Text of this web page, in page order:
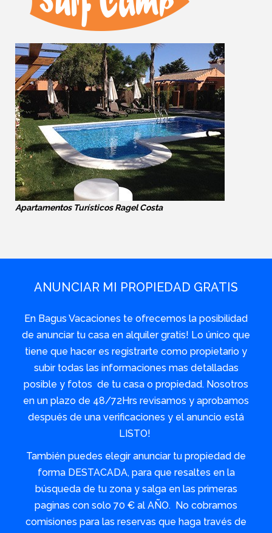
Apartamentos Turísticos Ragel Costa
ANUNCIAR MI PROPIEDAD GRATIS
En Bagus Vacaciones te ofrecemos la posibilidad
de anunciar tu casa en alquiler gratis! Lo único que
tiene que hacer es registrarte como propietario y
subir todas las informaciones mas detalladas
posible y fotos de tu casa o propiedad. Nosotros
en un plazo de 48/72Hrs revisamos y aprobamos
después de una verificaciones y el anuncio está
LISTO!
También puedes elegir anunciar tu propiedad de
forma DESTACADA, para que resaltes en la
búsqueda de tu zona y salga en las primeras
paginas con solo 70 € al AÑO. No cobramos
comisiones para las reservas que haga través de